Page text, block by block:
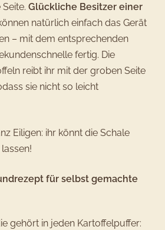
Glückliche Besitzer einer
natürlich einfach das Gerät
– mit dem entsprechenden
fertig. Die
reibt ihr mit der groben Seite
sie nicht so leicht
Eiligen: ihr könnt die Schale
für selbst gemachte
gehört in jeden Kartoffelpuffer: